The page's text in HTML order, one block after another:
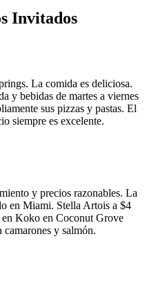
Invitados
La comida es deliciosa.
y bebidas de martes a viernes
sus pizzas y pastas. El
siempre es excelente.
y precios razonables. La
en Miami. Stella Artois a $4
Koko en Coconut Grove
camarones y salmón.